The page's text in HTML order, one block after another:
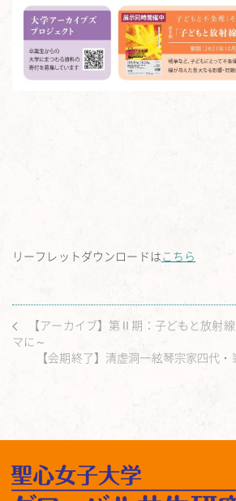
リーフレットダウンロードはこちら
【アーカイブ】第Ⅱ期：子どもと放射
マに～
【会期終了】清虚洞一絃琴宗家四代